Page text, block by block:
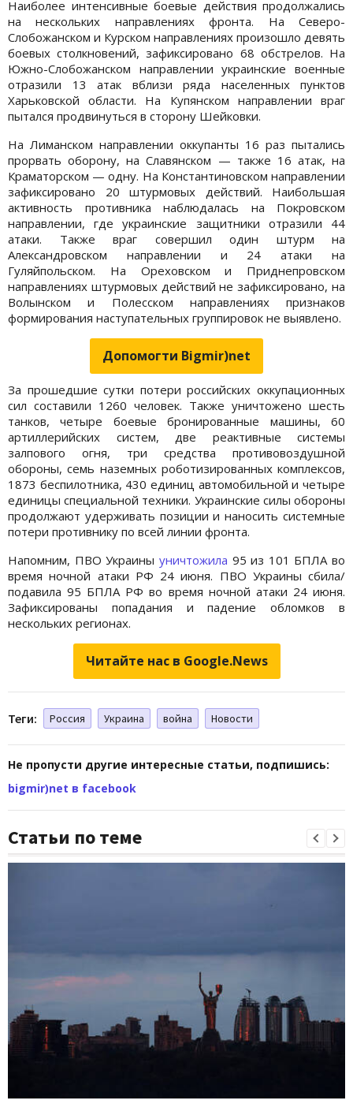
Наиболее интенсивные боевые действия продолжались
на нескольких направлениях фронта. На Северо-
Слобожанском и Курском направлениях произошло девять
боевых столкновений, зафиксировано 68 обстрелов. На
Южно-Слобожанском направлении украинские военные
отразили 13 атак вблизи ряда населенных пунктов
Харьковской области. На Купянском направлении враг
пытался продвинуться в сторону Шейковки.
На Лиманском направлении оккупанты 16 раз пытались
прорвать оборону, на Славянском — также 16 атак, на
Краматорском — одну. На Константиновском направлении
зафиксировано 20 штурмовых действий. Наибольшая
активность противника наблюдалась на Покровском
направлении, где украинские защитники отразили 44
атаки. Также враг совершил один штурм на
Александровском направлении и 24 атаки на
Гуляйпольском. На Ореховском и Приднепровском
направлениях штурмовых действий не зафиксировано, на
Волынском и Полесском направлениях признаков
формирования наступательных группировок не выявлено.
Допомогти Bigmir)net
За прошедшие сутки потери российских оккупационных
сил составили 1260 человек. Также уничтожено шесть
танков, четыре боевые бронированные машины, 60
артиллерийских систем, две реактивные системы
залпового огня, три средства противовоздушной
обороны, семь наземных роботизированных комплексов,
1873 беспилотника, 430 единиц автомобильной и четыре
единицы специальной техники. Украинские силы обороны
продолжают удерживать позиции и наносить системные
потери противнику по всей линии фронта.
Напомним, ПВО Украины уничтожила 95 из 101 БПЛА во
время ночной атаки РФ 24 июня. ПВО Украины сбила/
подавила 95 БПЛА РФ во время ночной атаки 24 июня.
Зафиксированы попадания и падение обломков в
нескольких регионах.
Читайте нас в Google.News
Теги: Россия Украина война Новости
Не пропусти другие интересные статьи, подпишись:
bigmir)net в facebook
Статьи по теме